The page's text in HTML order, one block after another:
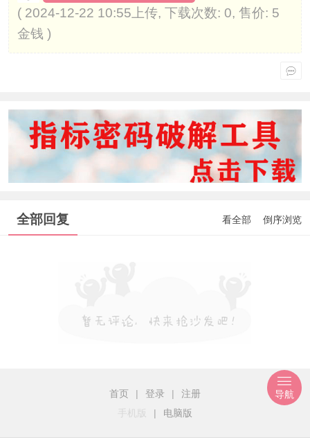
( 2024-12-22 10:55上传, 下载次数: 0, 售价: 5
金钱 )
全部回复 看全部 倒序浏览
首页 | 登录 |
注册
手机版
| 电脑版
导航